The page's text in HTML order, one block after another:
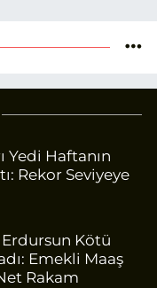
Yedi Haftanın
Rekor Seviyeye
Erdursun Kötü
Emekli Maaş
Rakam